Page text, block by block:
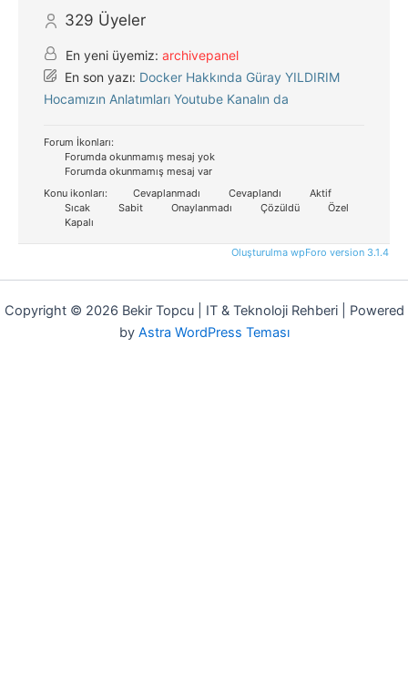
329 Üyeler
En yeni üyemiz: archivepanel
En son yazı: Docker Hakkında Güray YILDIRIM
Hocamızın Anlatımları Youtube Kanalın da
Forum İkonları:
Forumda okunmamış mesaj yok
Forumda okunmamış mesaj var
Konu ikonları:
Cevaplanmadı Cevaplandı
Aktif
Sıcak
Sabit Onaylanmadı Çözüldü
Özel
Kapalı
Oluşturulma wpForo version 3.1.4
Copyright © 2026 Bekir Topcu | IT & Teknoloji Rehberi | Powered
by Astra WordPress Teması